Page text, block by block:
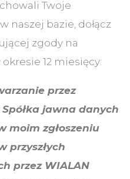
Twoje
naszej bazie, dołącz
zgody na
12 miesięcy:
przez
jawna danych
moim zgłoszeniu
przyszłych
przez WIALAN